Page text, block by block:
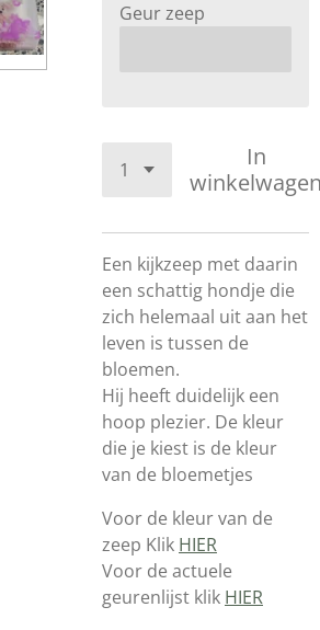
Geur zeep
In
Een kijkzeep met daarin
een schattig hondje die
zich helemaal uit aan het
leven is tussen de
bloemen.
Hij heeft duidelijk een
hoop plezier. De kleur
die je kiest is de kleur
van de bloemetjes
Voor de kleur van de
zeep Klik HIER
Voor de actuele
geurenlijst klik HIER